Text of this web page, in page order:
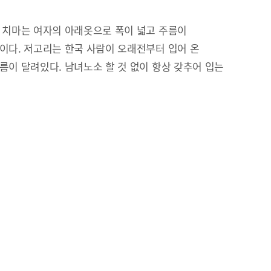
마는 여자의 아래옷으로 폭이 넓고 주름이
다. 저고리는 한국 사람이 오래전부터 입어 온
이 달려있다. 남녀노소 할 것 없이 항상 갖추어 입는